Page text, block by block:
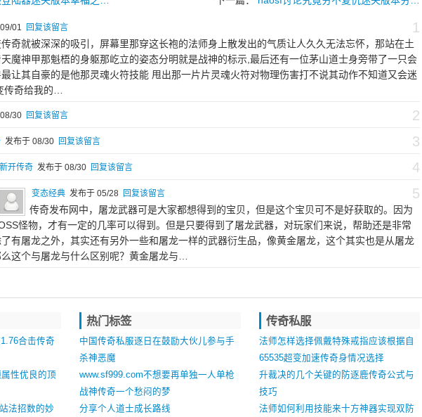
1
01 回复该留言
奇就被深深的吸引，屏幕里那穿这长袍的法师身上散发出的气质让人久久无法忘怀，那站在土
魔神甲那魁梧的身躯那屹立的姿态分明就是战神的标示,最后还有一位茅山道士身旁带了一只会
让其自豪的是他那灵魂火符技能 甩出那一片片灵魂火符对物理伤害打不说其动作不知道又会迷
传奇给我的…
2
30 回复该留言
3
发布于 08/30 回复该留言
4
新开传奇 发布于 08/30 回复该留言
5
变态经典 发布于 05/28 回复该留言
传奇发布网中，屠龙武器可是大家都想得到的宝贝，但是这个宝贝可不是好获取的。因为
怪物，才有一定的几率可以得到。但是只要得到了屠龙武器，对玩家们来说，帮助还是非常
有屠龙之外，其实还有另外一些和屠龙一样的武器衍生品，像黄金屠龙，这个其实也是从屠龙
这个与屠龙与什么区别呢？黄金屠龙与…
合击传奇
性优良的顶
法招数的妙
热门标签
中国传奇私服逐日在鼓励大伙儿参与手
机游戏的全进程中
杀神恶魔
www.sf999.com不想要再单独一人单枪
匹马的网游这个新版新
战神传奇一个愁闷的梦
分享个人道士成长路线
传奇私服
法师怎样选择佩戴特殊戒指应该根据自
65535超变加速传奇身情况选择
升裁决的几个关键的防逐鹿传奇公式与
技巧
法师如何利用技能来十方神器实现双防